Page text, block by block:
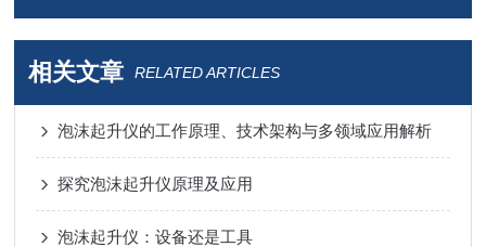
相关文章 RELATED ARTICLES
泡沫起升仪的工作原理、技术架构与多领域应用解析
探究泡沫起升仪原理及应用
泡沫起升仪：设备还是工具